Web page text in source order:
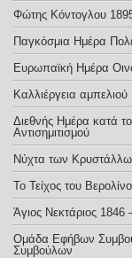
Φώτης Κόντογλου
Παγκόσμια Ημέρα
Ευρωπαϊκή Ημέρα
Καλλιέργεια αμπελιού
Διεθνής Ημέρα κατά
Αντισημιτισμού
Νύχτα των
Το Τείχος του
Άγιος Νεκτάριος 1846
Ομάδα Εφήβων
Συμβούλων